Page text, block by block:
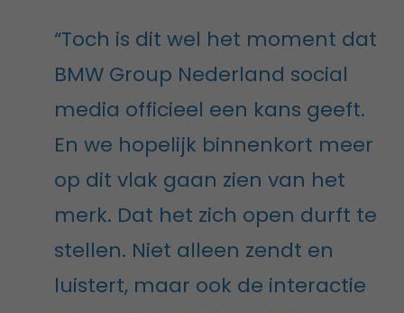
“Toch is dit wel het moment dat
BMW Group Nederland social
media officieel een kans geeft.
En we hopelijk binnenkort meer
op dit vlak gaan zien van het
merk. Dat het zich open durft te
stellen. Niet alleen zendt en
luistert, maar ook de interactie